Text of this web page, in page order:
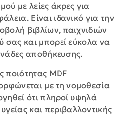
με λείες άκρες για
Είναι ιδανικό για την
βιβλίων, παιχνιδιών
σας και μπορεί εύκολα να
αποθήκευσης.
MDF
με τη νομοθεσία
ότι πληροί υψηλά
και περιβαλλοντικής